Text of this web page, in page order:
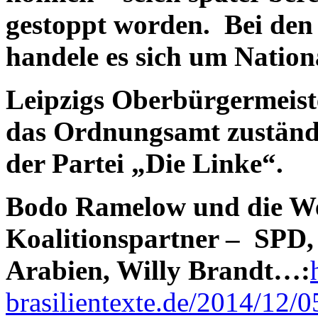
gestoppt worden. Bei
handele es sich um
Leipzigs
das Ordnungsamt
der Partei „Die Linke“.
Bodo Ramelow und die
Koalitionspartner –
Arabien, Willy Brandt…:
brasilientexte.de/2014/12/